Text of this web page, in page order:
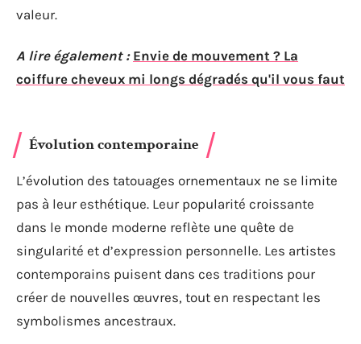
valeur.
A lire également : Envie de mouvement ? La
coiffure cheveux mi longs dégradés qu'il vous faut
Évolution contemporaine
L’évolution des tatouages ornementaux ne se limite
pas à leur esthétique. Leur popularité croissante
dans le monde moderne reflète une quête de
singularité et d’expression personnelle. Les artistes
contemporains puisent dans ces traditions pour
créer de nouvelles œuvres, tout en respectant les
symbolismes ancestraux.